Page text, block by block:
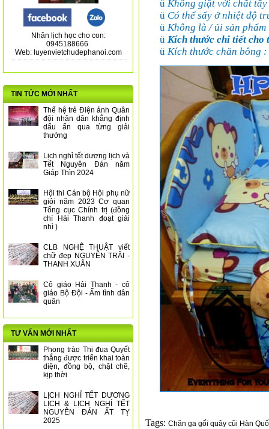
Nhận lịch học cho con:
0945188666
Web: luyenvietchudephanoi.com
TIN TỨC MỚI NHẤT
Thế hệ trẻ Điện ảnh Quân
đội nhân dân khẳng định
dấu ấn qua từng giải
thưởng
Lịch nghỉ tết dương lịch và
Tết Nguyên Đán năm
Giáp Thìn 2024
Hội thi Cán bộ Hội phụ nữ
giỏi năm 2023 Cơ quan
Tổng cục Chính trị (đồng
chí Hải Thanh đoạt giải
nhì )
CLB NGHỆ THUẬT viết
chữ đẹp NGUYỄN TRÃI -
THANH XUÂN
Cô giáo Hải Thanh - cô
giáo Bộ Đội - Ấm tình dân
quân
TƯ VẤN MỚI NHẤT
Phong trào Thi đua Quyết
thắng được triển khai toàn
diện, đồng bộ, chặt chẽ,
kịp thời
LỊCH NGHỈ TẾT DƯƠNG
LỊCH & LỊCH NGHỈ TẾT
NGUYÊN ĐÁN ẤT TỴ
2025
ü Không giặt với chất tẩy
ü Có thể sấy ở nhiệt độ
ü Không là / ủi sản phẩm
ü Kích thước chi tiết cho
ü Kích thước chăn bông :
Tags: Chăn ga gối quây cũi Hàn